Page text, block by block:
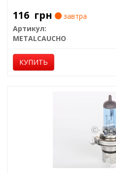
116 грн
завтра
Артикул:
METALCAUCHO
КУПИТЬ